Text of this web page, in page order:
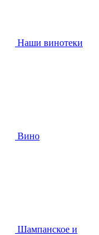
Наши винотеки
Вино
Шампанское и